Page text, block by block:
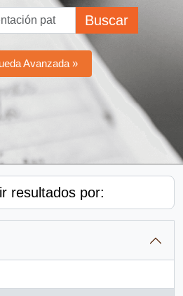
Buscar
Avanzada »
resultados por: